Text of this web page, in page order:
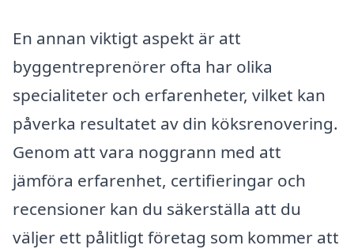
En annan viktigt aspekt är att
byggentreprenörer ofta har olika
specialiteter och erfarenheter, vilket kan
påverka resultatet av din köksrenovering.
Genom att vara noggrann med att
jämföra erfarenhet, certifieringar och
recensioner kan du säkerställa att du
väljer ett pålitligt företag som kommer att